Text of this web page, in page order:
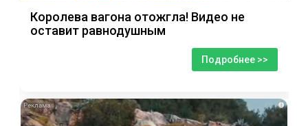
Королева вагона отожгла! Видео не
оставит равнодушным
Подробнее >>
i